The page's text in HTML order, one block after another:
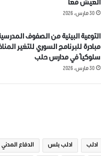
العيش معاً
30 مارس، 2026
التوعية البيئية من الصفوف
مبادرة للبرنامج السوري للتغير
سلوكياً في مدارس حلب
30 مارس، 2026
ادلب ادلب بلس الدفاع المدني